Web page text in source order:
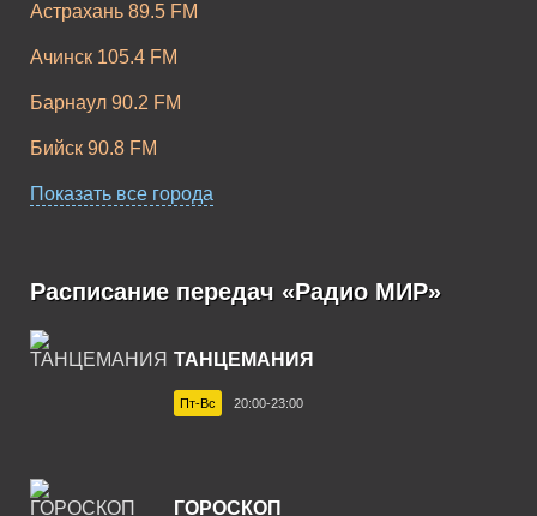
Астрахань 89.5 FM
Ачинск 105.4 FM
Барнаул 90.2 FM
Бийск 90.8 FM
Благовещенск 106.3 FM
Бузулук 102.7 FM
Великий Новгород 104.5 FM
Владивосток 90.9 FM
Владикавказ 91.6 FM
Показать все города
Расписание передач «Радио МИР»
ТАНЦЕМАНИЯ
Пт-Вс 20:00-23:00
ГОРОСКОП